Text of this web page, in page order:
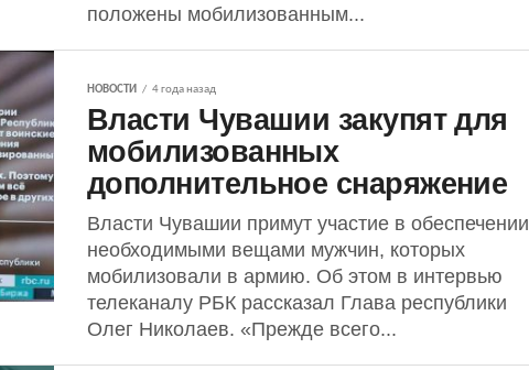
положены мобилизованным...
НОВОСТИ 4 года назад
Власти Чувашии закупят для
мобилизованных
дополнительное снаряжение
Власти Чувашии примут участие в обеспечении
необходимыми вещами мужчин, которых
мобилизовали в армию. Об этом в интервью
телеканалу РБК рассказал Глава республики
Олег Николаев. «Прежде всего...